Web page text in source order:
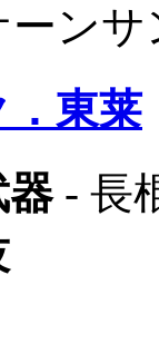
ーン
東莱
器- 長